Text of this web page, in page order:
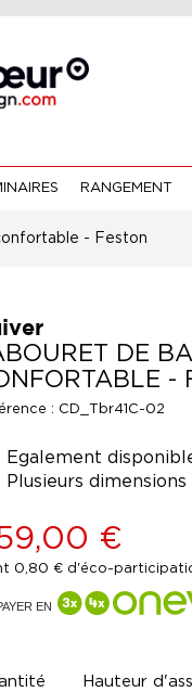
RANGEMENT
- Feston
DE
-
: CD_Tbr41C-02
Egalement
Plusieurs dimensions
€
0,80 € d'éco-
EN
Hauteur